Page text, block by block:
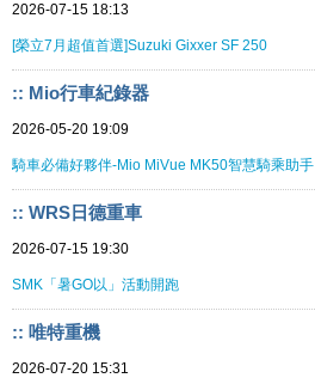
2026-07-15 18:13
[榮立7月超值首選]Suzuki Gixxer SF 250
:: Mio行車紀錄器
2026-05-20 19:09
騎車必備好夥伴-Mio MiVue MK50智慧騎乘助手
:: WRS日德重車
2026-07-15 19:30
SMK「暑GO以」活動開跑
:: 唯特重機
2026-07-20 15:31